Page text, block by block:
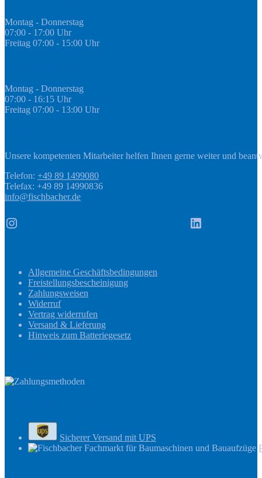
Montag - Donnerstag
07:00 - 17:00 Uhr
Freitag 07:00 - 15:00 Uhr
Montag - Donnerstag
07:00 - 16:15 Uhr
Freitag 07:00 - 13:00 Uhr
Unsere kompetenten Mitarbeiter helfen Ihnen gerne weiter und
Telefon: +49 89 1499080
Telefax: +49 89 14990836
info@fischbacher.de
Instagram LinkedIn
Allgemeine Geschäftsbedingungen
Freistellungsbescheinigung
Zahlungsweisen
Widerruf
Vertrag widerrufen
Versand & Lieferung
Hinweis zum Batteriegesetz
Sicherer Versand mit UPS